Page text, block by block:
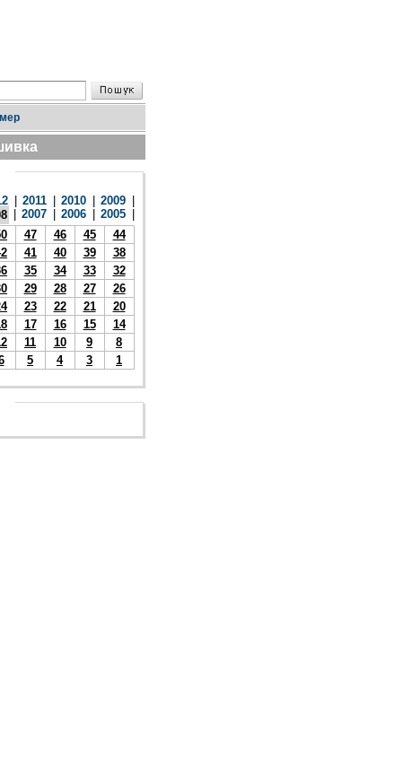
2011 2010 2009
2007 2006 2005
47 46 45
44
41 40 39
38
35 34 33
32
29 28 27
26
23 22 21
20
17 16 15
14
11 10 9
8
5 4 3 1